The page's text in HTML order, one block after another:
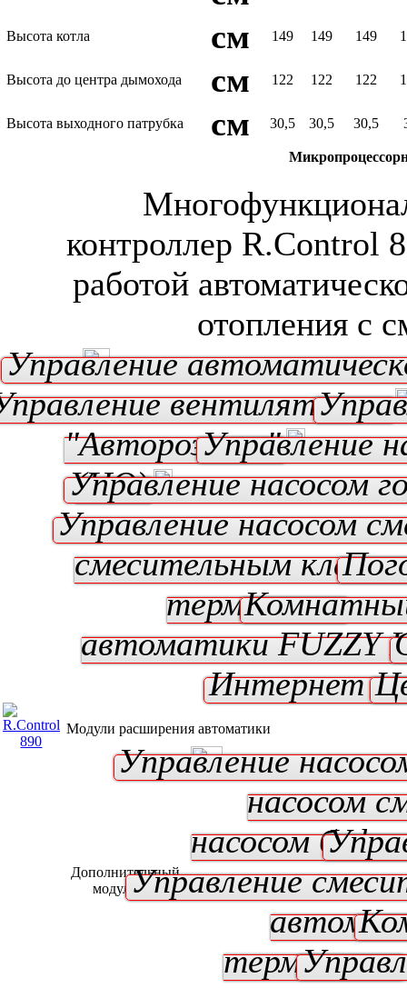
Высота котла см 149 149 149
Высота до центра дымохода см 122 122 122
Высота выходного патрубка см 30,5 30,5 30,5
контроллер R.Control
работой
отопления с
Управление
вентилятором
"Авторозжиг"Управление
(ЦО)
Управление насосом
Управление насосом
смесительным
термостат
автоматикиFUZZY
Интернет
Модули расширения автоматики
Дополнительный
модуль B*
Управление
насосом
насосом
Управление
термостат